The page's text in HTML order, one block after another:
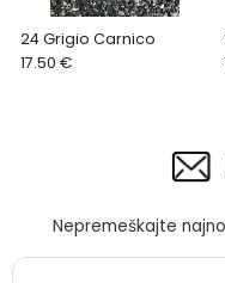
24 Grigio Carnico
17.50 €
Nepremeškajte